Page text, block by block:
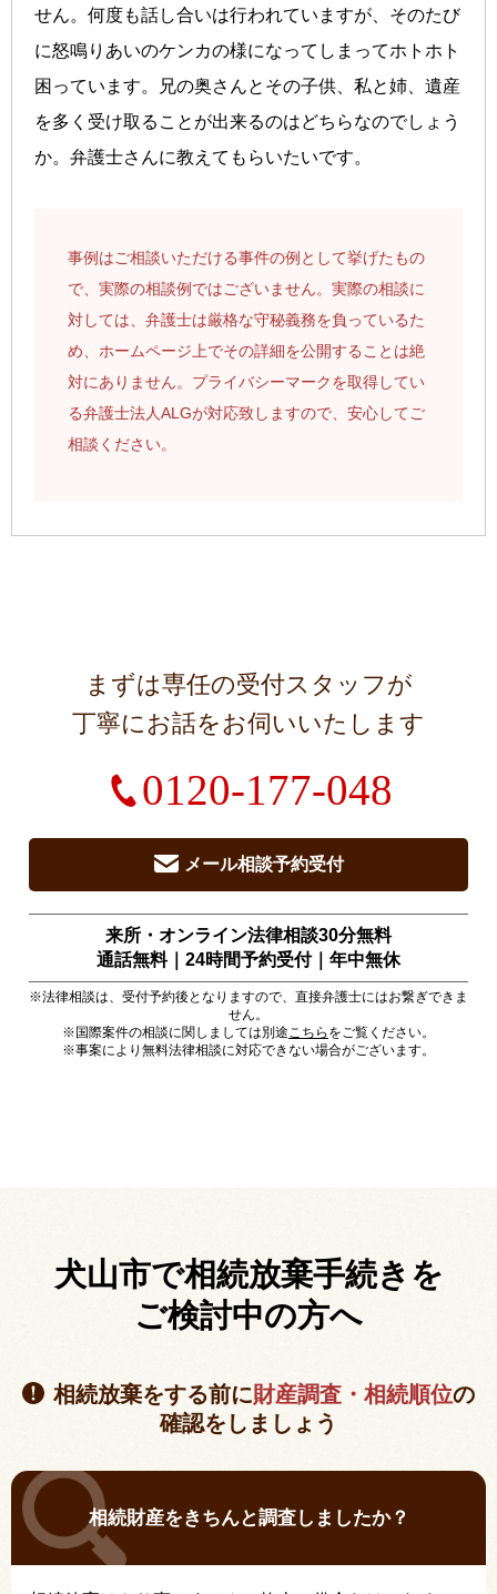
せん。何度も話し合いは行われていますが、そのたび
に怒鳴りあいのケンカの様になってしまってホトホト
困っています。兄の奥さんとその子供、私と姉、遺産
を多く受け取ることが出来るのはどちらなのでしょう
か。弁護士さんに教えてもらいたいです。
事例はご相談いただける事件の例として挙げたもの
で、実際の相談例ではございません。実際の相談に
対しては、弁護士は厳格な守秘義務を負っているた
め、ホームページ上でその詳細を公開することは絶
対にありません。プライバシーマークを取得してい
る弁護士法人ALGが対応致しますので、安心してご
相談ください。
まずは専任の受付スタッフが
丁寧にお話をお伺いいたします
0120-177-048
メール相談予約受付
来所・オンライン法律相談30分無料
通話無料｜24時間予約受付｜ 年中無休
※法律相談は、受付予約後となりますので、直接弁護士にはお繋ぎできま
せん。
※国際案件の相談に関しましては別途こちら をご覧ください。
※事案により無料法律相談に対応できない場合がございます。
犬山市で相続放棄手続きを
ご検討中の方へ
相続放棄をする前に財産調査・相続順位の
確認をしましょう
相続財産をきちんと調査しましたか？